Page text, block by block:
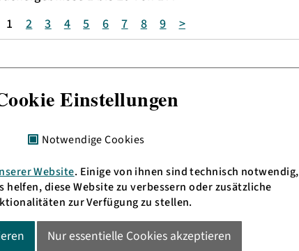
1 2 3 4 5 6 7 8 9 >
HD: UKW 105,4 MHz
MA: UKW 89,6 MHz
oder imLivestream
Einstellungen
Notwendige Cookies
Website. Einige von ihnen sind technisch notwendig,
helfen, diese Website zu verbessern oder zusätzliche
zur Verfügung zu stellen.
Nur essentielle Cookies akzeptieren